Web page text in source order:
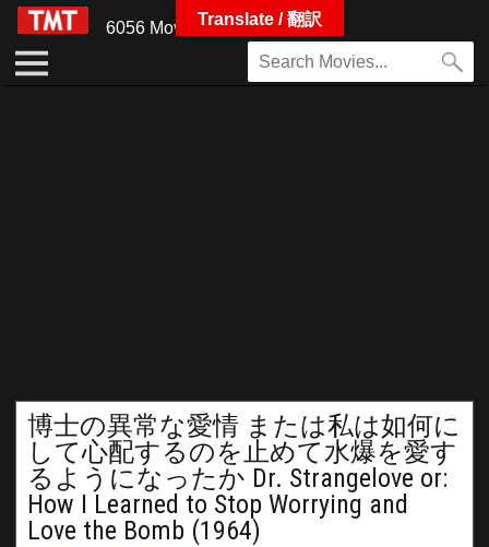
6056 Movies
博士の異常な愛情 または私は如何に
して心配するのを止めて水爆を愛す
るようになったか Dr. Strangelove or:
How I Learned to Stop Worrying and
Love the Bomb (1964)
Translate / 翻訳